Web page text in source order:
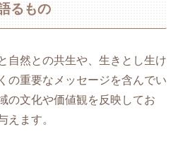
るもの
自然との共生や、生きとし生け
の重要なメッセージを含んでい
の文化や価値観を反映してお
えます。